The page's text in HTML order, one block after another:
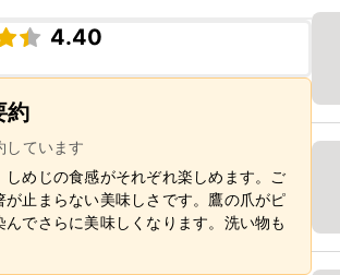
4.40
約
しています
めじの食感がそれぞれ楽しめます。ご
止まらない美味しさです。鷹の爪がピ
んでさらに美味しくなります。洗い物も